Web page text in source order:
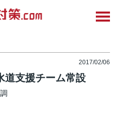
2017/02/06
道支援チーム常設